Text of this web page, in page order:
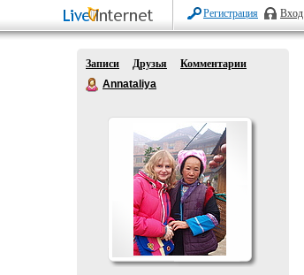
Регистрация Вход
Записи Друзья
Комментарии
Annataliya